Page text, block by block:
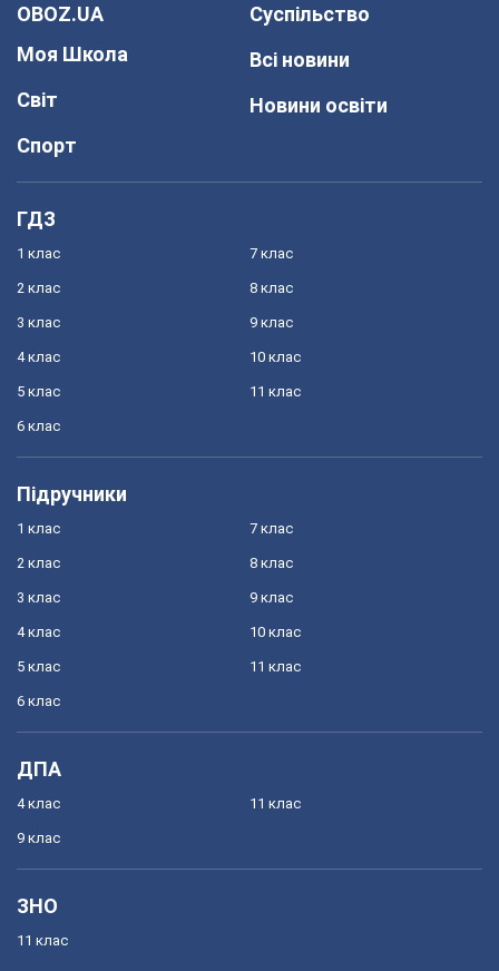
OBOZ.UA
Моя Школа
Світ
Спорт
Суспільство
Всі новини
Новини освіти
ГДЗ
1 клас
2 клас
3 клас
4 клас
5 клас
6 клас
7 клас
8 клас
9 клас
10 клас
11 клас
Підручники
1 клас
2 клас
3 клас
4 клас
5 клас
6 клас
7 клас
8 клас
9 клас
10 клас
11 клас
ДПА
4 клас
9 клас
11 клас
ЗНО
11 клас